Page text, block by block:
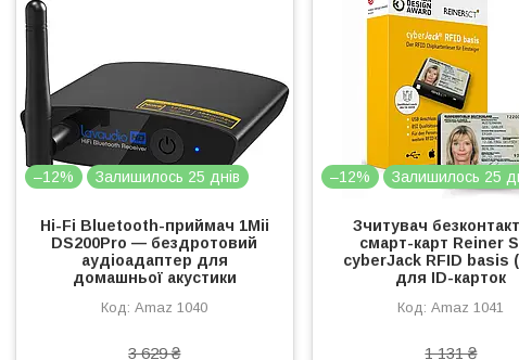
–12% Залишилось 25 днів
Hi-Fi Bluetooth-приймач 1Mii
DS200Pro — бездротовий
аудіоадаптер для
домашньої акустики
Amaz 1040
3 629 ₴
–12% Залишилось 25
Зчитувач
смарт-карт Reiner
cyberJack RFID basis
для ID-карток
Amaz 1041
1 131 ₴